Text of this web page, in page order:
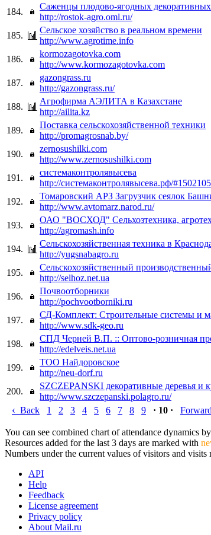
184.
Саженцы плодово-ягодных
http://rostok-agro.oml.ru/
185.
Сельское хозяйство в реальном времени
http://www.agrotime.info
186.
kormozagotovka.com
http://www.kormozagotovka.com
187.
gazongrass.ru
http://gazongrass.ru/
188.
Агрофирма АЭЛИТА в Казахстане
http://ailita.kz
189.
Поставка сельскохозяйственной техники
http://promagrosnab.by/
190.
zernosushilki.com
http://www.zernosushilki.com
191.
системаконтролявысева
http://системаконтролявысева.рф/
192.
Томаровский АРЗ Загрузчик сеялок
http://www.avtomarz.narod.ru/
193.
ОАО "ВОСХОД" Cельхозтехника,
http://agromash.info
194.
Сельскохозяйственная техника в
http://yugsnabagro.ru
195.
Сельскохозяйственный
http://selhoz.net.ua
196.
Почвоотборники
http://pochvootborniki.ru
197.
СД-Комплект: Строительные системы и
http://www.sdk-geo.ru
198.
СПД Черней В.П. :: Оптово-розничная
http://edelveis.net.ua
199.
ТОО Найдоровское
http://neu-dorf.ru
200.
SZCZEPANSKI декоративные деревья и
http://www.szczepanski.polagro.ru/
‹ Back 1 2 3 4 5 6 7 8 9 · 10 · Forward
You can see combined chart of attendance dynamics
Resources added for the last 3 days are marked with
Numbers under the current values of visitors and
API
Help
Feedback
License agreement
Privacy policy
About Mail.ru